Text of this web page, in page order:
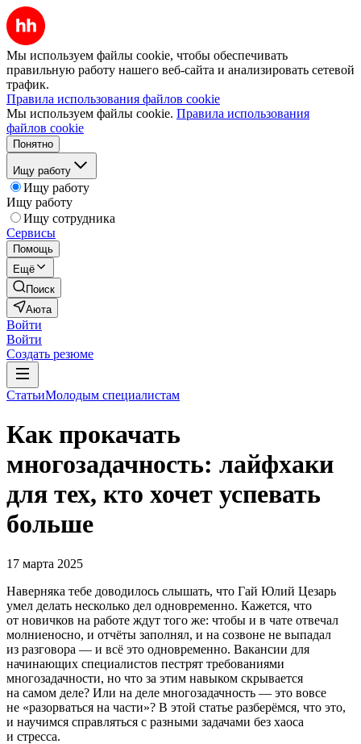
Мы используем файлы cookie, чтобы обеспечивать
правильную работу нашего веб-сайта и анализировать сетевой
трафик.
Правила использования файлов cookie
Мы используем файлы cookie. Правила использования
файлов cookie
Понятно
Ищу работу
Ищу работу
Ищу работу
Ищу сотрудника
Сервисы
Помощь
Ещё
Поиск
Аюта
Войти
Войти
Создать резюме
СтатьиМолодым специалистам
Как прокачать
многозадачность: лайфхаки
для тех, кто хочет успевать
больше
17 марта 2025
Наверняка тебе доводилось слышать, что Гай Юлий Цезарь
умел делать несколько дел одновременно. Кажется, что
от новичков на работе ждут того же: чтобы и в чате отвечал
молниеносно, и отчёты заполнял, и на созвоне не выпадал
из разговора — и всё это одновременно. Вакансии для
начинающих специалистов пестрят требованиями
многозадачности, но что за этим навыком скрывается
на самом деле? Или на деле многозадачность — это вовсе
не «разорваться на части»? В этой статье разберёмся, что это,
и научимся справляться с разными задачами без хаоса
и стресса.